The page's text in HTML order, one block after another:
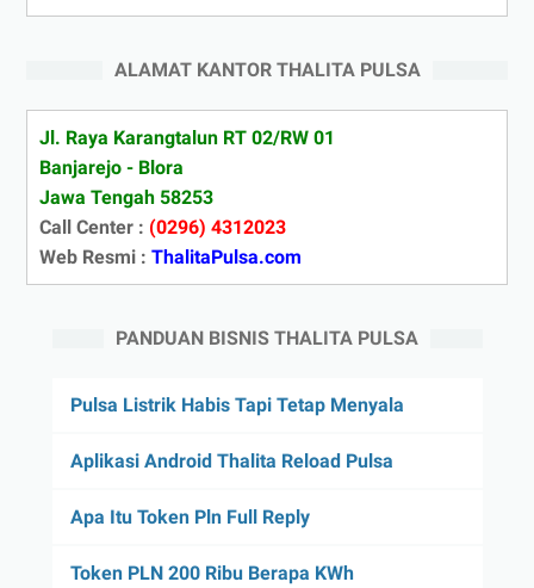
ALAMAT KANTOR THALITA PULSA
Jl. Raya Karangtalun RT 02/RW 01
Banjarejo - Blora
Jawa Tengah 58253
Call Center : (0296) 4312023
Web Resmi : ThalitaPulsa.com
PANDUAN BISNIS THALITA PULSA
Pulsa Listrik Habis Tapi Tetap Menyala
Aplikasi Android Thalita Reload Pulsa
Apa Itu Token Pln Full Reply
Token PLN 200 Ribu Berapa KWh